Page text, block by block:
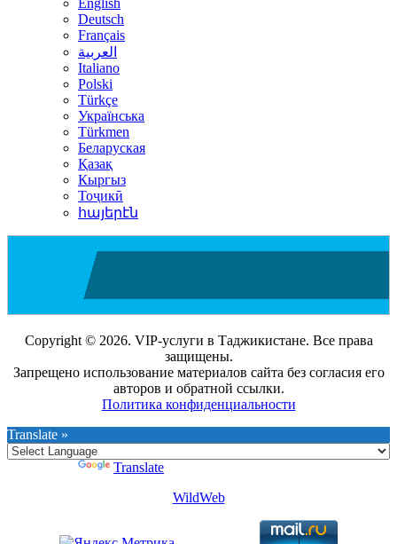
Deutsch
Français
العربية
Italiano
Polski
Türkçe
Українська
Türkmen
Беларуская
Қазақ
Кыргыз
Тоҷикӣ
հայերէն
Copyright © 2026. VIP-услуги в Таджикистане. Все права
защищены.
Запрещено использование материалов сайта без согласия его
авторов и обратной ссылки.
Политика конфиденциальности
Translate »
Translate
WildWeb